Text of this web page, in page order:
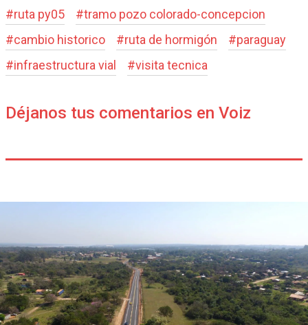
#ruta py05 #tramo pozo colorado-concepcion
#cambio historico #ruta de hormigón #paraguay
#infraestructura vial #visita tecnica
Déjanos tus comentarios en Voiz